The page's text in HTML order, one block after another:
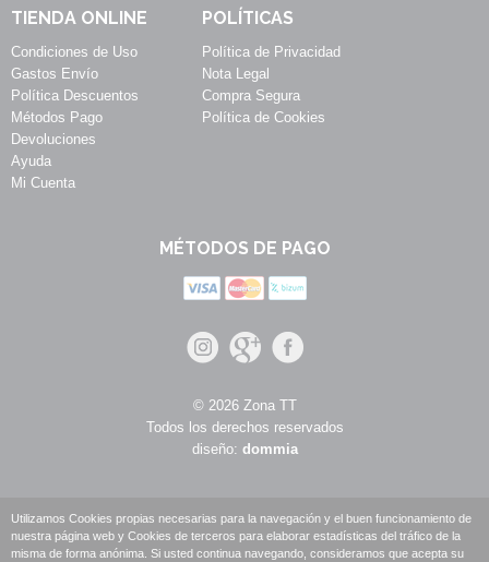
TIENDA ONLINE
Condiciones de Uso
Gastos Envío
Política Descuentos
Métodos Pago
Devoluciones
Ayuda
Mi Cuenta
POLÍTICAS
Política de Privacidad
Nota Legal
Compra Segura
Política de Cookies
MÉTODOS DE PAGO
© 2026 Zona TT
Todos los derechos reservados
diseño: dommia
Utilizamos Cookies propias necesarias para la navegación y el buen funcionamiento de
nuestra página web y Cookies de terceros para elaborar estadísticas del tráfico de la
misma de forma anónima. Si usted continua navegando, consideramos que acepta su